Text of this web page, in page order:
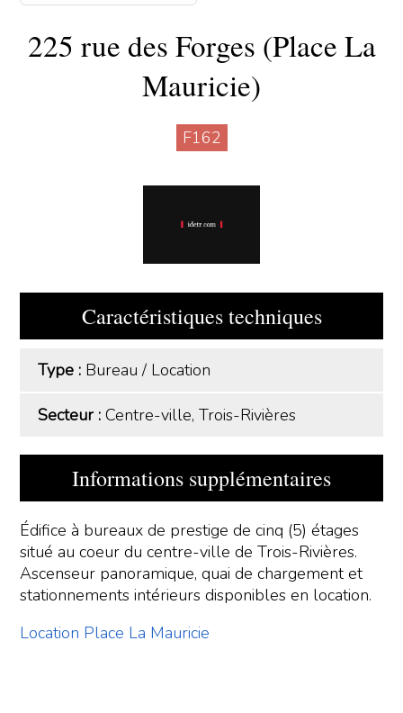
225 rue des Forges (Place La
Mauricie)
F162
Caractéristiques techniques
Type : Bureau/ Location
Secteur :Centre-ville, Trois-Rivières
Informations supplémentaires
Édifice à bureaux de prestige de cinq (5) étages
situé au coeur du centre-ville de Trois-Rivières.
Ascenseur panoramique, quai de chargement et
stationnements intérieurs disponibles en location.
Location Place La Mauricie